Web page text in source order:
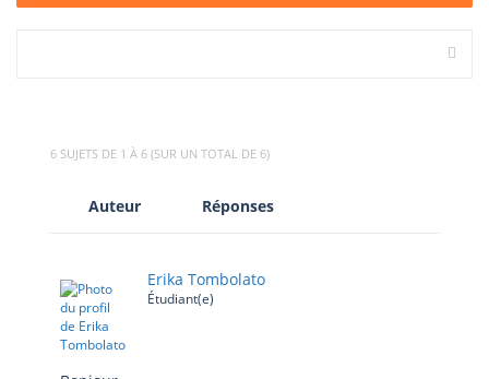
6 SUJETS DE 1 À 6 (SUR UN TOTAL DE 6)
Auteur Réponses
Erika Tombolato
Étudiant(e)